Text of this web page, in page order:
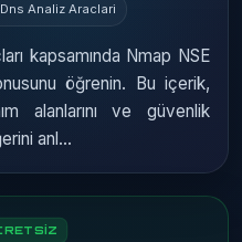
Analiz Araclari
kapsamında Nmap NSE
öğrenin. Bu içerik,
alanlarını ve güvenlik
anl…